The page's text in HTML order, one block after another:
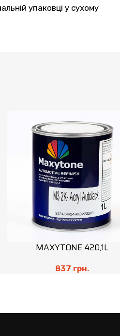
упаковці у сухому
MAXYTONE 420,1L
837 грн.